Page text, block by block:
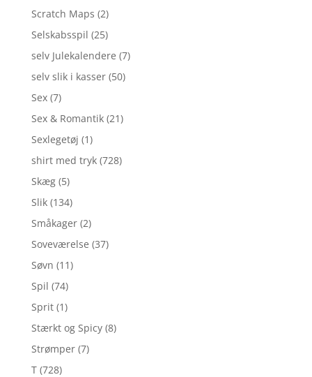
Scratch Maps (2)
Selskabsspil (25)
selv Julekalendere (7)
selv slik i kasser (50)
Sex (7)
Sex & Romantik (21)
Sexlegetøj (1)
shirt med tryk (728)
Skæg (5)
Slik (134)
Småkager (2)
Soveværelse (37)
Søvn (11)
Spil (74)
Sprit (1)
Stærkt og Spicy (8)
Strømper (7)
T (728)